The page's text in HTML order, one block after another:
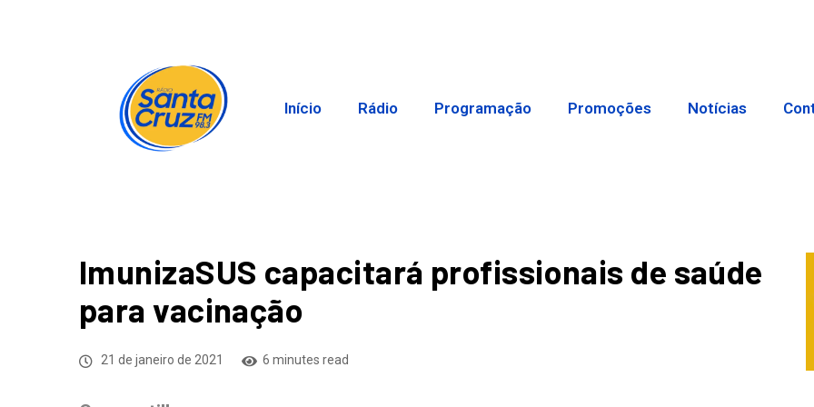
Início Rádio Programação Promoções Notícias
ImunizaSUS capacitará profissionais de saúde
para vacinação
21 de janeiro de 2021 6 minutes read